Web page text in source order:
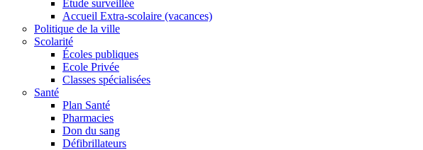
Etude surveillée
Accueil Extra-scolaire (vacances)
Politique de la ville
Scolarité
Écoles publiques
Ecole Privée
Classes spécialisées
Santé
Plan Santé
Pharmacies
Don du sang
Défibrillateurs